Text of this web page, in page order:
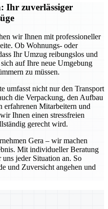
Ihr zuverlässiger
wir Ihnen mit professioneller
Ob Wohnungs- oder
Ihr Umzug reibungslos und
auf Ihre neue Umgebung
zu müssen.
umfasst nicht nur den Transport
die Verpackung, den Aufbau
erfahrenen Mitarbeitern und
Ihnen einen stressfreien
gerecht wird.
Gera – wir machen
Mit individueller Beratung
jeder Situation an. So
und Zuversicht angehen und